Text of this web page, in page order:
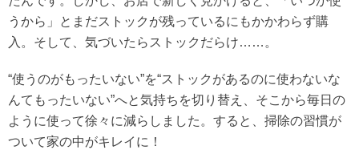
うから」とまだストックが残っているにもかかわらず購
入。そして、気づいたらストックだらけ……。
“使うのがもったいない”を“ストックがあるのに使わないな
んてもったいない”へと気持ちを切り替え、そこから毎日の
ように使って徐々に減らしました。すると、掃除の習慣が
ついて家の中がキレイに！